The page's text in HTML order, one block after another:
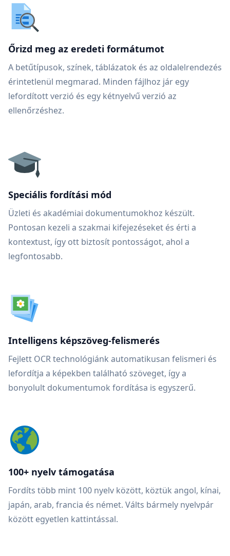
Őrizd meg az eredeti formátumot
A betűtípusok, színek, táblázatok és az oldalelrendezés
érintetlenül megmarad. Minden fájlhoz jár egy
lefordított verzió és egy kétnyelvű verzió az
ellenőrzéshez.
Speciális fordítási mód
Üzleti és akadémiai dokumentumokhoz készült.
Pontosan kezeli a szakmai kifejezéseket és érti a
kontextust, így ott biztosít pontosságot, ahol a
legfontosabb.
Intelligens képszöveg-felismerés
Fejlett OCR technológiánk automatikusan felismeri és
lefordítja a képekben található szöveget, így a
bonyolult dokumentumok fordítása is egyszerű.
100+ nyelv támogatása
Fordíts több mint 100 nyelv között, köztük angol, kínai,
japán, arab, francia és német. Válts bármely nyelvpár
között egyetlen kattintással.